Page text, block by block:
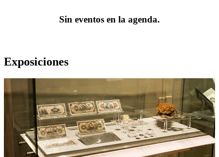
Sin eventos en la agenda.
Exposiciones